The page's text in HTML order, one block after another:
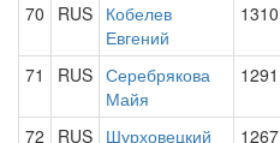
70 RUS Кобелев
Евгений
1310
71 RUS Серебрякова
Майя
1291
72 RUS Шурховецкий 1267